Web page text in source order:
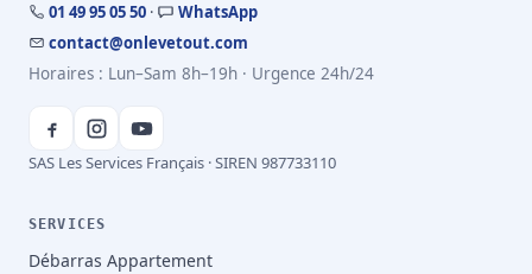
01 49 95 05 50 ·
WhatsApp
contact@onlevetout.com
Horaires : Lun–Sam 8h–19h · Urgence 24h/24
SAS Les Services Français · SIREN 987733110
SERVICES
Débarras Appartement